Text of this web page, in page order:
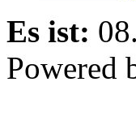
Es ist:
Powered